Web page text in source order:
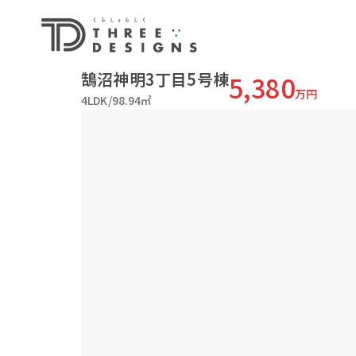
鵠沼神明3丁目5号棟
4LDK/98.94㎡ 5,380万円